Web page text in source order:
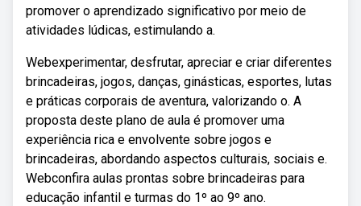
promover o aprendizado significativo por meio de
atividades lúdicas, estimulando a.
Webexperimentar, desfrutar, apreciar e criar diferentes
brincadeiras, jogos, danças, ginásticas, esportes, lutas
e práticas corporais de aventura, valorizando o. A
proposta deste plano de aula é promover uma
experiência rica e envolvente sobre jogos e
brincadeiras, abordando aspectos culturais, sociais e.
Webconfira aulas prontas sobre brincadeiras para
educação infantil e turmas do 1º ao 9º ano.